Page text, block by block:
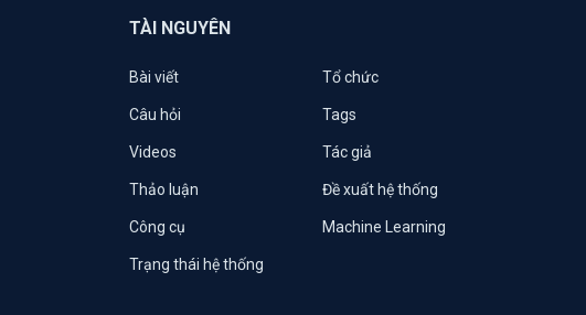
TÀI NGUYÊN
Bài viết Tổ chức
Câu hỏi Tags
Videos Tác giả
Thảo luận Đề xuất hệ thống
Công cụ Machine Learning
Trạng thái hệ thống